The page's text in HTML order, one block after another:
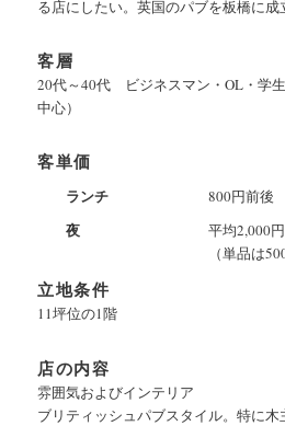
る店にしたい。英国のパブを板橋に成
客層
20代～40代 ビジネスマン・OL・学
中心）
客単価
ランチ 800円前後
夜
平均2,000
（単品は
立地条件
11坪位の1階
店の内容
雰囲気およびインテリア
ブリティッシュパブスタイル。特に